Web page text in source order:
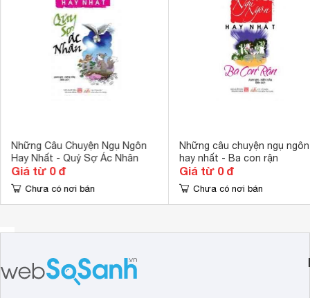
Những Câu Chuyện Ngụ Ngôn
Hay Nhất - Quỷ Sợ Ác Nhân
Giá từ 0 đ
Chưa có nơi bán
Những câu chuyện ngụ ngôn
hay nhất - Ba con rận
Giá từ 0 đ
Chưa có nơi bán